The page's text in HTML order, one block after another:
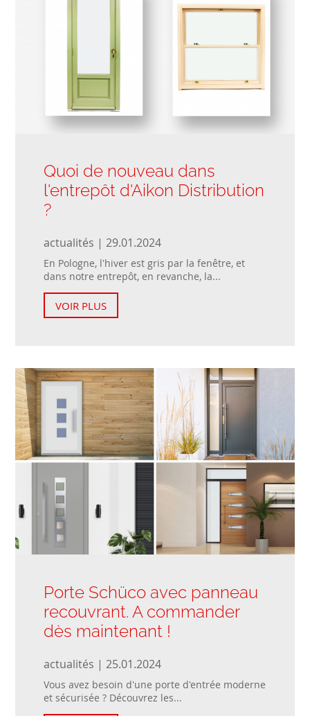
Quoi de nouveau dans
l'entrepôt d'Aikon Distribution
?
actualités | 29.01.2024
En Pologne, l'hiver est gris par la fenêtre, et
dans notre entrepôt, en revanche, la...
VOIR PLUS
Porte Schüco avec panneau
recouvrant. A commander
dès maintenant !
actualités | 25.01.2024
Vous avez besoin d'une porte d'entrée moderne
et sécurisée ? Découvrez les...